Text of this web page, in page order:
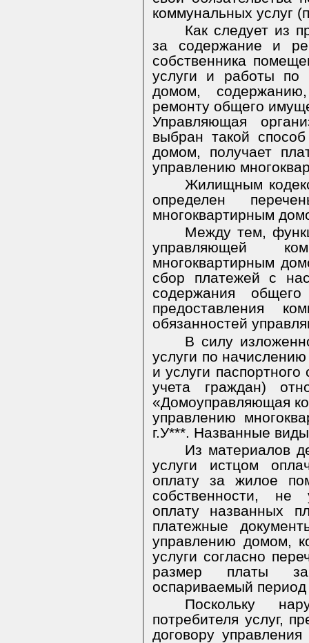
коммунальных услуг
Как следует из
за содержание и
собственника
услуги и работы по
домом,
ремонту общего
Управляющая
выбран такой
домом, получает
управлению
Жилищным
определен
многоквартирным
Между тем,
управляющей
многоквартирным
сбор платежей с
содержания
предоставления
обязанностей
В силу
услуги по
и услуги паспортного
учета граждан)
«Домоуправляющая
управлению
г.У***. Названные
Из материалов
услуги истцом
оплату за жилое
собственности, не
оплату названных
платежные
управлению домом,
услуги согласно
размер платы
оспариваемый период
Поскольку
потребителя услуг,
договору